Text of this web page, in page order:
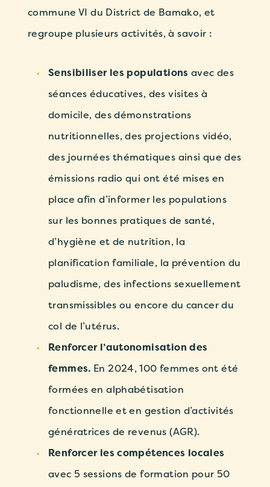
commune VI du District de Bamako, et
regroupe plusieurs activités, à savoir :
Sensibiliser les populations avec des
séances éducatives, des visites à
domicile, des démonstrations
nutritionnelles, des projections vidéo,
des journées thématiques ainsi que des
émissions radio qui ont été mises en
place afin d’informer les populations
sur les bonnes pratiques de santé,
d’hygiène et de nutrition, la
planification familiale, la prévention du
paludisme, des infections sexuellement
transmissibles ou encore du cancer du
col de l’utérus.
Renforcer l’autonomisation des
femmes. En 2024, 100 femmes ont été
formées en alphabétisation
fonctionnelle et en gestion d’activités
génératrices de revenus (AGR).
Renforcer les compétences locales
avec 5 sessions de formation pour 50